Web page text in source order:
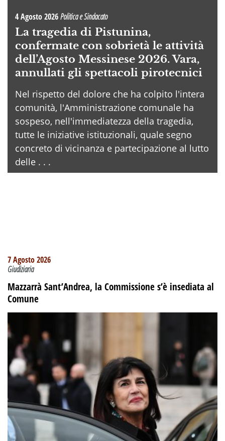
4 Agosto 2026Politica e Sindacato
La tragedia di Pistunina,
confermate con sobrietà le attività
dell’Agosto Messinese 2026. Vara,
annullati gli spettacoli pirotecnici
Nel rispetto del dolore che ha colpito l'intera
comunità, l'Amministrazione comunale ha
sospeso, nell'immediatezza della tragedia,
tutte le iniziative istituzionali, quale segno
concreto di vicinanza e partecipazione al lutto
delle . . .
7 Agosto 2026
Giudiziaria
Mazzarrà Sant’Andrea, la Commissione s’è insediata al
Comune